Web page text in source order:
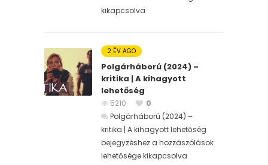
kikapcsolva
2 ÉV AGO
Polgárháború (2024) –
kritika | A kihagyott
lehetőség
5210
0
Polgárháború (2024) –
kritika | A kihagyott lehetőség
bejegyzéshez a hozzászólások
lehetősége kikapcsolva